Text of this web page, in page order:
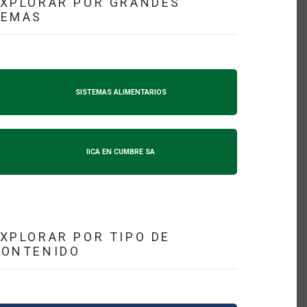
SISTEMAS ALIMENTARIOS
IICA EN CUMBRE SA
POR TIPO DE